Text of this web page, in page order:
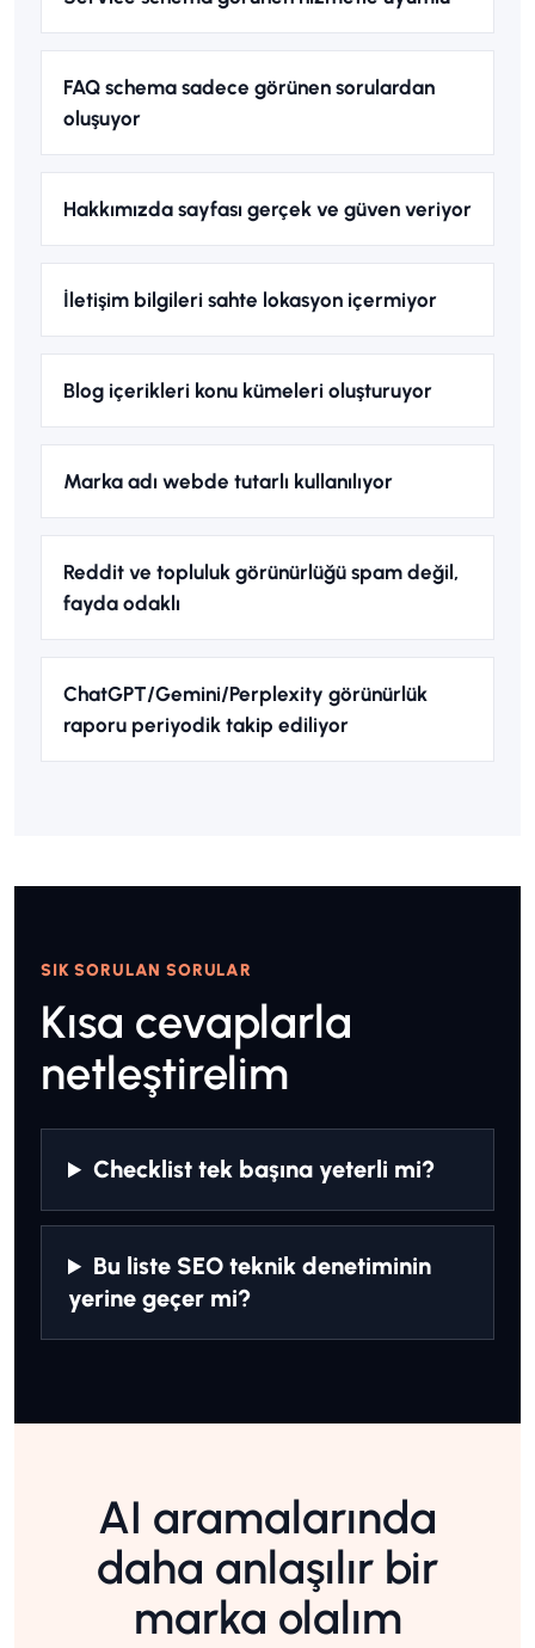
FAQ schema sadece görünen sorulardan
oluşuyor
Hakkımızda sayfası gerçek ve güven veriyor
İletişim bilgileri sahte lokasyon içermiyor
Blog içerikleri konu kümeleri oluşturuyor
Marka adı webde tutarlı kullanılıyor
Reddit ve topluluk görünürlüğü spam değil,
fayda odaklı
ChatGPT/Gemini/Perplexity görünürlük
raporu periyodik takip ediliyor
SIK SORULAN SORULAR
Kısa cevaplarla
netleştirelim
Checklist tek başına yeterli mi?
Bu liste SEO teknik denetiminin
yerine geçer mi?
AI aramalarında
daha anlaşılır bir
marka olalım